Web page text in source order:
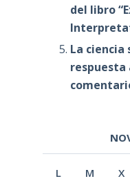
del libro
La ciencia
respuesta
L M X